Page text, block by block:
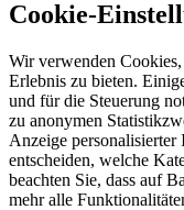
Cookie-
Wir verwenden
Erlebnis zu bieten.
und für die Steuerung
zu anonymen
Anzeige personalisierter
entscheiden, welche
beachten Sie, dass auf
mehr alle